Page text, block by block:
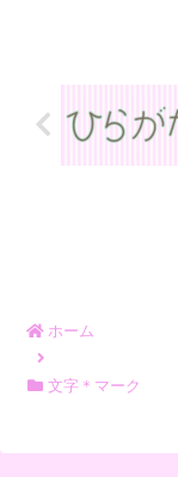
ホーム
文字＊マーク